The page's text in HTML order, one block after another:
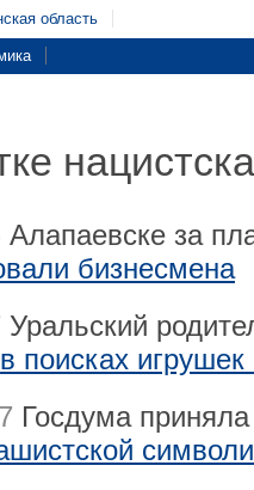
область
Алапаевске за
бизнесмена
Уральский
в поисках
Госдума